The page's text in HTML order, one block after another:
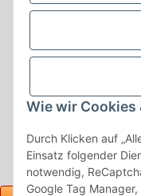
Wie wir Cookies
Durch Klicken auf
Einsatz folgender
notwendig,
Google Tag
Informationen
Produkt Informationen
Shop Informationen
Gesetzliche